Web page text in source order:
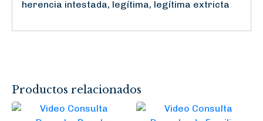
herencia intestada, legítima, legítima extricta
Productos relacionados